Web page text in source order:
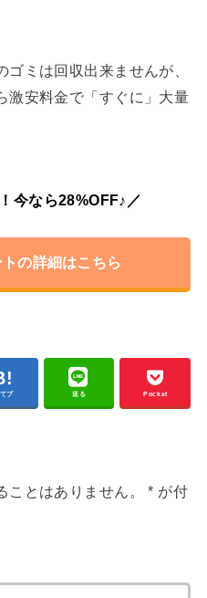
ミは回収出来ませんが、
激安料金で「すぐに」大量
今なら28%OFF♪／
の詳細はこちら
ブ 送る Pocket
ことはありません。 * が付